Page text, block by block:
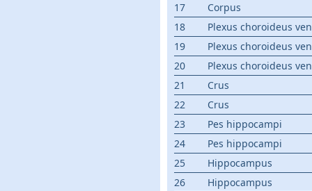
17
Corpus
18
Plexus choroideus
19
Plexus choroideus
20
Plexus choroideus
21
Crus
22
Crus
23
Pes hippocampi
24
Pes hippocampi
25
Hippocampus
26
Hippocampus